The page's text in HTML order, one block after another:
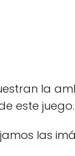
la
este juego.
las